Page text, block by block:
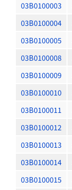
03B0100003
03B0100004
03B0100005
03B0100008
03B0100009
03B0100010
03B0100011
03B0100012
03B0100013
03B0100014
03B0100015